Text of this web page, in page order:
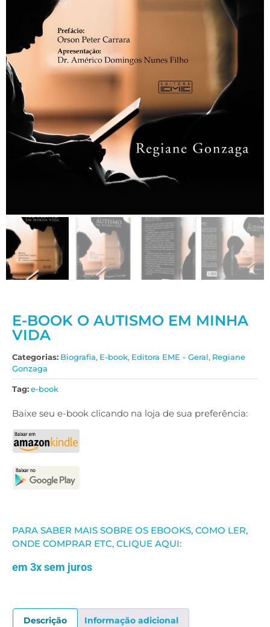
E-BOOK O AUTISMO EM MINHA
VIDA
Categorias: Biografia, E-book, Editora EME - Geral, Regiane
Gonzaga
Tag:e-book
Baixe seu e-book clicando na loja de sua preferência:
PARA SABER MAIS SOBRE OS EBOOKS, COMO LER,
ONDE COMPRAR ETC, CLIQUE AQUI:
em 3x sem juros
Descrição Informação adicional